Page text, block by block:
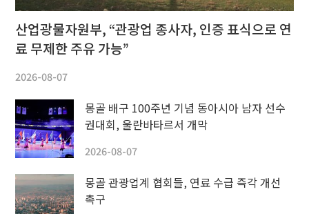
산업광물자원부, “관광업 종사자, 인증 표식으로 연
료 무제한 주유 가능”
2026-08-07
몽골 배구 100주년 기념 동아시아 남자 선수
권대회, 울란바타르서 개막
2026-08-07
몽골 관광업계 협회들, 연료 수급 즉각 개선
촉구